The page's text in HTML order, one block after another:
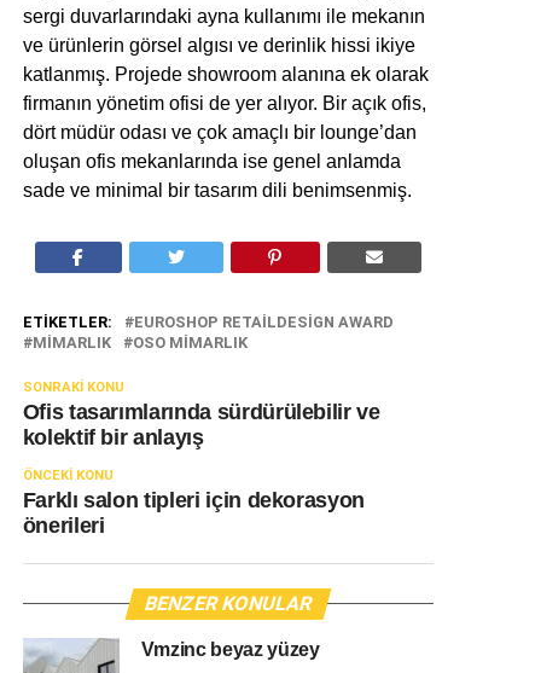
sergi duvarlarındaki ayna kullanımı ile mekanın
ve ürünlerin görsel algısı ve derinlik hissi ikiye
katlanmış. Projede showroom alanına ek olarak
firmanın yönetim ofisi de yer alıyor. Bir açık ofis,
dört müdür odası ve çok amaçlı bir lounge’dan
oluşan ofis mekanlarında ise genel anlamda
sade ve minimal bir tasarım dili benimsenmiş.
ETIKETLER:
EUROSHOP RETAILDESIGN AWARD
MIMARLIK
OSO MIMARLIK
SONRAKI KONU
Ofis tasarımlarında sürdürülebilir ve
kolektif bir anlayış
ÖNCEKI KONU
Farklı salon tipleri için dekorasyon
önerileri
BENZER KONULAR
Vmzinc beyaz yüzey